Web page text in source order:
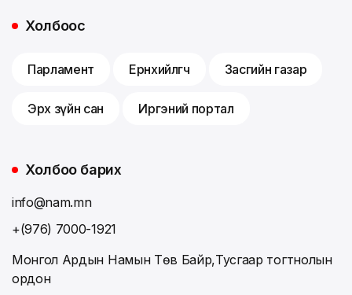
Холбоос
Парламент Ерөнхийлөгч Засгийн газар
Эрх зүйн сан Иргэний портал
Холбоо барих
info@nam.mn
+(976) 7000-1921
Монгол Ардын Намын Төв Байр,Тусгаар тогтнолын
ордон